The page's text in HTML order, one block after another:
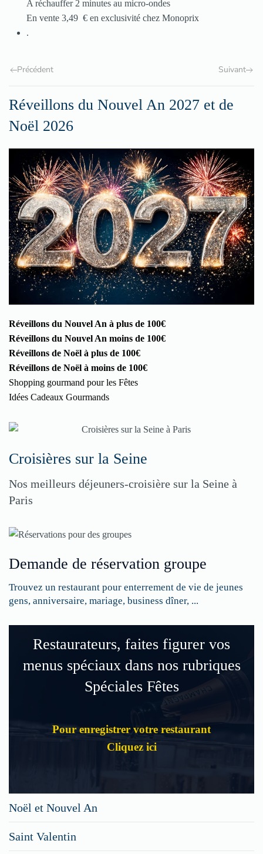
A réchauffer 2 minutes au micro-ondes
En vente 3,49 € en exclusivité chez Monoprix
.
Précédent Suivant
Réveillons du Nouvel An 2027 et de
Noël 2026
Réveillons du Nouvel An à plus de 100€
Réveillons du Nouvel An moins de 100€
Réveillons de Noël à plus de 100€
Réveillons de Noël à moins de 100€
Shopping gourmand pour les Fêtes
Idées Cadeaux Gourmands
Croisières sur la Seine
Nos meilleurs déjeuners-croisière sur la Seine à
Paris
Demande de réservation groupe
Trouvez un restaurant pour enterrement de vie de jeunes
gens, anniversaire, mariage, business dîner, ...
Restaurateurs, faites figurer vos
menus spéciaux dans nos rubriques
Spéciales Fêtes
Pour enregistrer votre restaurant
Cliquez ici
Noël et Nouvel An
Saint Valentin